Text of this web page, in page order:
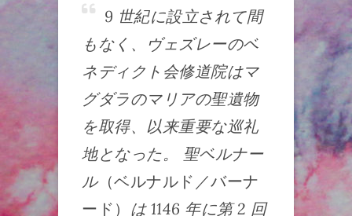
9 世紀に設立されて間
もなく、ヴェズレーのベ
ネディクト会修道院はマ
グダラのマリアの聖遺物
を取得、以来重要な巡礼
地となった。 聖ベルナー
ル（ベルナルド／バーナ
ード） は 1146 年に第 2 回